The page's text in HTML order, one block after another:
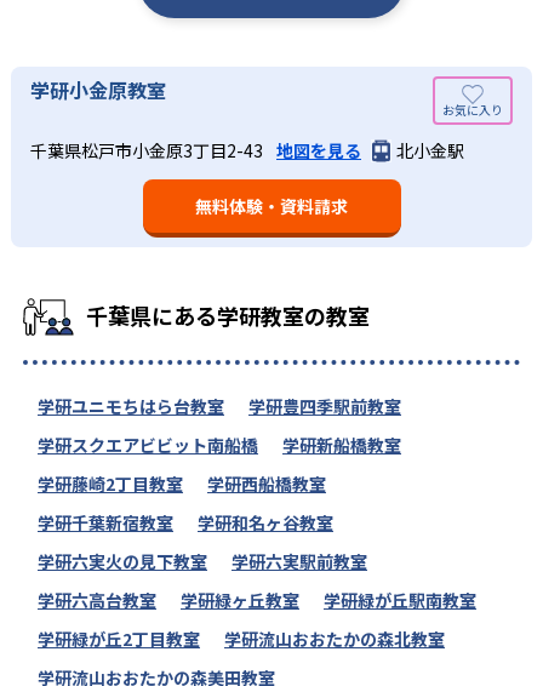
学研小金原教室
千葉県松戸市小金原3丁目2-43 地図を見る 北小金駅
無料体験・資料請求
千葉県にある学研教室の教室
学研ユニモちはら台教室
学研豊四季駅前教室
学研スクエアビビット南船橋
学研新船橋教室
学研藤崎2丁目教室
学研西船橋教室
学研千葉新宿教室
学研和名ヶ谷教室
学研六実火の見下教室
学研六実駅前教室
学研六高台教室
学研緑ヶ丘教室
学研緑が丘駅南教室
学研緑が丘2丁目教室
学研流山おおたかの森北教室
学研流山おおたかの森美田教室